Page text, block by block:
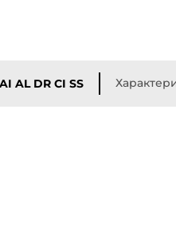
AL DR CI SS